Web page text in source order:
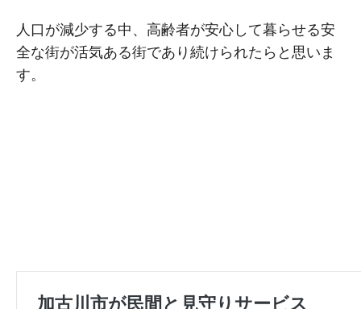
⼈⼝が減少する中、⾼齢者が安⼼して暮らせる安
全な街が活気ある街であり続けられたらと思いま
す。